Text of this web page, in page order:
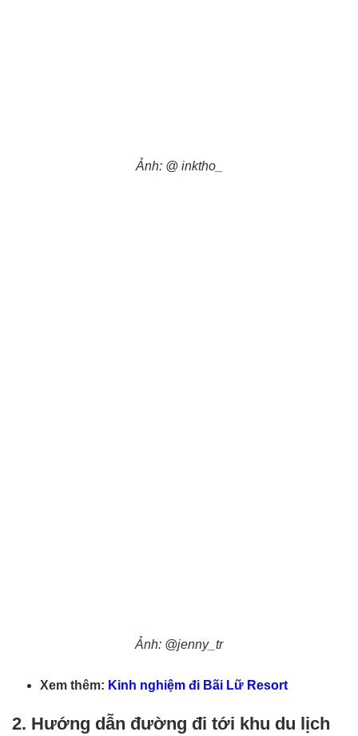
Ảnh: @ inktho_
Ảnh: @jenny_tr
Xem thêm: Kinh nghiệm đi Bãi Lữ Resort
2. Hướng dẫn đường đi tới khu du lịch